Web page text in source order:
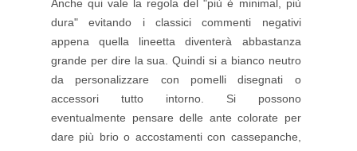
Anche qui vale la regola del "più è minimal, più
dura" evitando i classici commenti negativi
appena quella lineetta diventerà abbastanza
grande per dire la sua. Quindi si a bianco neutro
da personalizzare con pomelli disegnati o
accessori tutto intorno. Si possono
eventualmente pensare delle ante colorate per
dare più brio o accostamenti con cassepanche,